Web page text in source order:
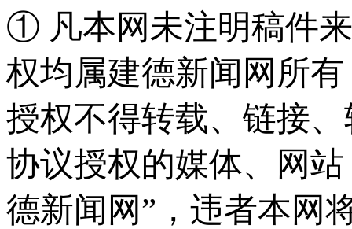
① 凡本网未注明稿件
权均属建德新闻网所
授权不得转载、链接
协议授权的媒体、网
德新闻网”，违者本网